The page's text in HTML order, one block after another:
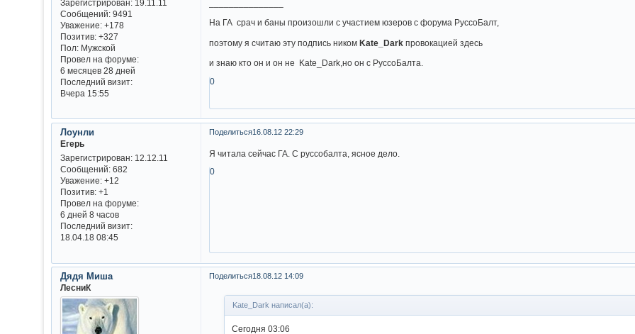
Зарегистрирован: 19.11.11
Сообщений:9491
Уважение: +178
Позитив: +327
Пол:Мужской
Провел на форуме:
6 месяцев 28 дней
Последний визит:
Вчера 15:55
На ГА срач и баны произошли с участием юзеров с форума РуссоБалт,
поэтому я считаю эту подпись никомKate_Darkпровокацией здесь
и знаю кто он и он не Kate_Dark,но он с РуссоБалта.
0
Поделиться16.08.12 22:29
Лоунли
Егерь
Зарегистрирован: 12.12.11
Сообщений:682
Уважение: +12
Позитив: +1
Провел на форуме:
6 дней 8 часов
Последний визит:
18.04.18 08:45
Я читала сейчас ГА. С руссобалта, ясное дело.
0
Поделиться18.08.12 14:09
Дядя Миша
ЛесниК
Kate_Dark написал(а):
Сегодня 03:06